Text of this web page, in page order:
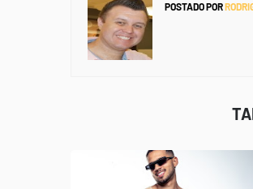
POSTADO POR